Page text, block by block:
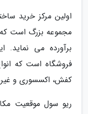
اولین مرکز خرید
مجموعه بزرگ است که
فروشگاه است که
کفش، اکسسوری و
ریو سول موقعیت